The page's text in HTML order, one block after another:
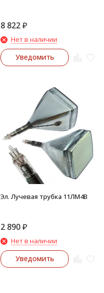
8 822₽
Нет в наличии
Уведомить
Эл. Лучевая трубка 11ЛМ4В
2 890₽
Нет в наличии
Уведомить